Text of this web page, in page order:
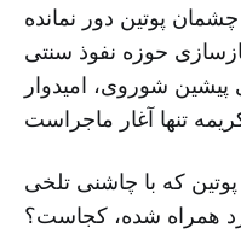
چشمان پوتین دور نمانده
حوزه نفوذ سنتی
شوروی، امیدوار
که با چاشنی تلخی
شده، کجاست؟